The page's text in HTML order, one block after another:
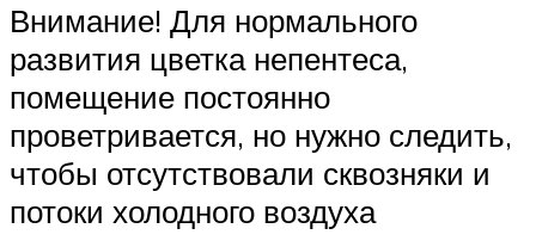
Внимание! Для нормального
развития цветка непентеса,
помещение постоянно
проветривается, но нужно следить,
чтобы отсутствовали сквозняки и
потоки холодного воздуха